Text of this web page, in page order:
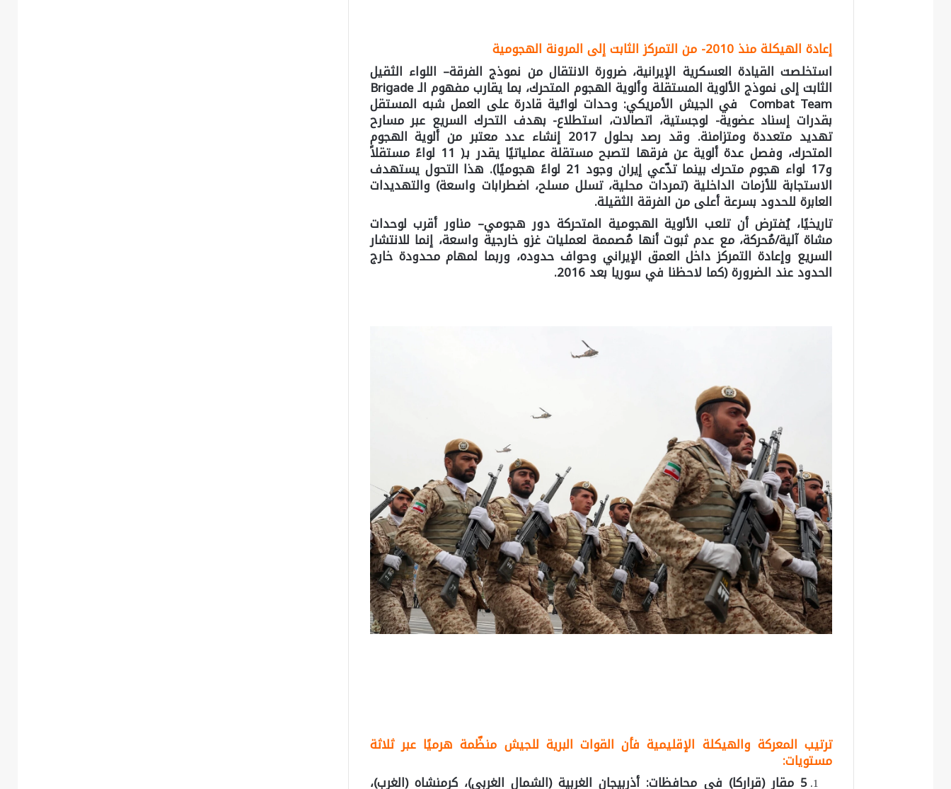
إعادة الهيكلة منذ 2010- من التمركز الثابت إلى المرونة الهجومية
استخلصت القيادة العسكرية الإيرانية، ضرورة الانتقال من نموذج الفرقة– اللواء الثقيل
الثابت إلى نموذج الألوية المستقلة وألوية الهجوم المتحرك، بما يقارب مفهوم الـ Brigade
Combat Team في الجيش الأمريكي: وحدات لوائية قادرة على العمل شبه المستقل
بقدرات إسناد عضوية- لوجستية، اتصالات، استطلاع- بهدف التحرك السريع عبر مسارح
تهديد متعددة ومتزامنة. وقد رصد بحلول 2017 إنشاء عدد معتبر من ألوية الهجوم
المتحرك، وفصل عدة ألوية عن فرقها لتصبح مستقلة عملياتيًا یقدر بـ( 11 لواءً مستقلاً
و17 لواء هجوم متحرك بينما تدّعي إيران وجود 21 لواءً هجوميًا). هذا التحول يستهدف
الاستجابة للأزمات الداخلية (تمردات محلية، تسلل مسلح، اضطرابات واسعة) والتهديدات
العابرة للحدود بسرعة أعلى من الفرقة الثقيلة.
تاريخيًا، يُفترض أن تلعب الألوية الهجومية المتحركة دور هجومي– مناور أقرب لوحدات
مشاة آلية/مُحركة، مع عدم ثبوت أنها مُصممة لعمليات غزو خارجية واسعة، إنما للانتشار
السريع وإعادة التمركز داخل العمق الإيراني وحواف حدوده، وربما لمهام محدودة خارج
الحدود عند الضرورة (كما لاحظنا في سوريا بعد 2016.
ترتيب المعركة والهيكلة الإقليمية فأن القوات البرية للجيش منظّمة هرميًا عبر ثلاثة
مستويات:
5 مقار (قرارکا) فی محافظات: أذربيجان الغربية (الشمال الغربي)، كرمنشاه (الغرب)،